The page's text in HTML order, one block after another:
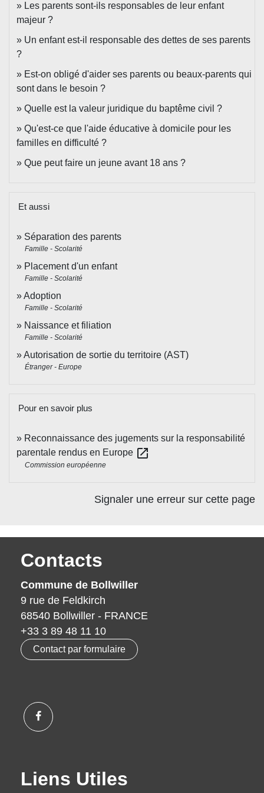
Les parents sont-ils responsables de leur enfant
majeur ?
Un enfant est-il responsable des dettes de ses parents
?
Est-on obligé d'aider ses parents ou beaux-parents qui
sont dans le besoin ?
Quelle est la valeur juridique du baptême civil ?
Qu'est-ce que l'aide éducative à domicile pour les
familles en difficulté ?
Que peut faire un jeune avant 18 ans ?
Et aussi
Séparation des parents
Famille - Scolarité
Placement d'un enfant
Famille - Scolarité
Adoption
Famille - Scolarité
Naissance et filiation
Famille - Scolarité
Autorisation de sortie du territoire (AST)
Étranger - Europe
Pour en savoir plus
Reconnaissance des jugements sur la responsabilité
parentale rendus en Europe open_in_new
Commission européenne
Signaler une erreur sur cette page
Contacts
Commune de Bollwiller
9 rue de Feldkirch
68540 Bollwiller - FRANCE
+33 3 89 48 11 10
Contact par formulaire
Liens Utiles